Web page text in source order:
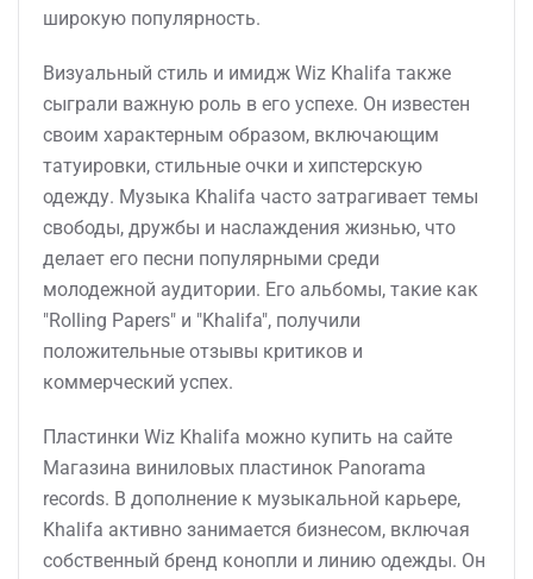
широкую популярность.
Визуальный стиль и имидж Wiz Khalifa также
сыграли важную роль в его успехе. Он известен
своим характерным образом, включающим
татуировки, стильные очки и хипстерскую
одежду. Музыка Khalifa часто затрагивает темы
свободы, дружбы и наслаждения жизнью, что
делает его песни популярными среди
молодежной аудитории. Его альбомы, такие как
"Rolling Papers" и "Khalifa", получили
положительные отзывы критиков и
коммерческий успех.
Пластинки Wiz Khalifa можно купить на сайте
Магазина виниловых пластинок Panorama
records. В дополнение к музыкальной карьере,
Khalifa активно занимается бизнесом, включая
собственный бренд конопли и линию одежды. Он